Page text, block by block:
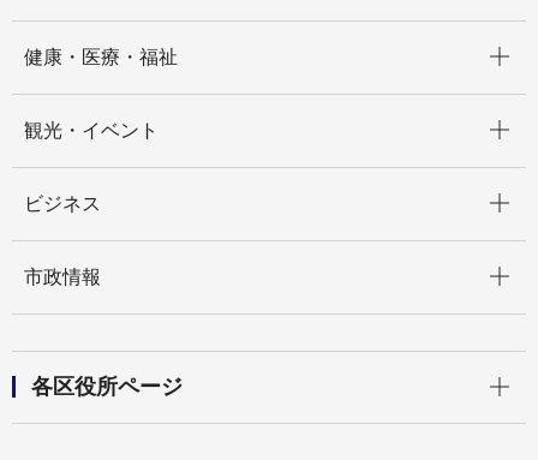
健康・医療・福祉
観光・イベント
ビジネス
市政情報
各区役所ページ